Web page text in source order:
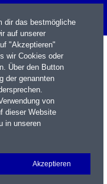
Login
dir das bestmögliche
auf unserer
"Akzeptieren"
wir Cookies oder
Über den Button
der genannten
von
dieser Website
in unseren
Akzeptieren